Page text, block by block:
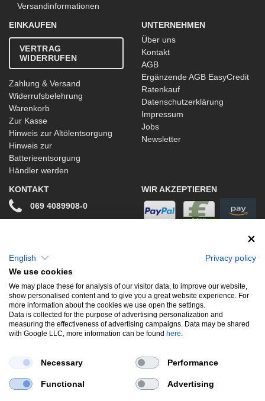
Versandinformationen
EINKAUFEN
VERTRAG
WIDERRUFEN
Zahlung & Versand
Widerrufsbelehrung
Warenkorb
Zur Kasse
Hinweis zur Altölentsorgung
Hinweis zur
Batterieentsorgung
Händler werden
UNTERNEHMEN
Über uns
Kontakt
AGB
Ergänzende AGB EasyCredit
Ratenkauf
Datenschutzerklärung
Impressum
Jobs
Newsletter
KONTAKT
069 4089908-0
Facebook
Instagram
WIR AKZEPTIEREN
UNSERE BELIEBTESTEN PRODUKTE
Endschalldämpfer Bremsscheiben Carbon Style & Aerodynamik
English
Privacy policy
We use cookies
We may place these for analysis of our visitor data, to improve our website,
show personalised content and to give you a great website experience. For
more information about the cookies we use open the settings.
Data is collected for the purpose of advertising personalization and
measuring the effectiveness of advertising campaigns. Data may be shared
with Google LLC, more information can be found here.
Necessary Performance
Functional Advertising